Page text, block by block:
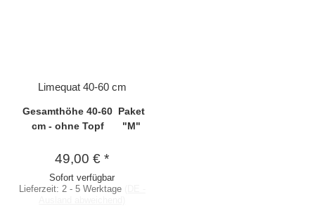
Limequat 40-60 cm
Gesamthöhe 40-60
cm - ohne Topf
Paket
"M"
49,00 €*
Sofort verfügbar
Lieferzeit: 2 - 5 Werktage